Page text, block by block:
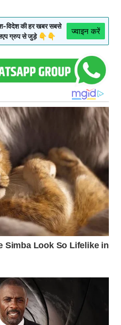
विदेश की हर खबर सबसे
ग्रुप से जुड़े 👇👇
ज्वाइन करें